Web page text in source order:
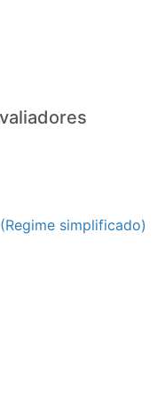
simplificado)